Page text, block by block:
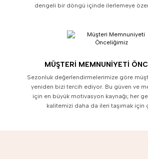
dengeli bir döngü içinde ilerlemeye
MÜŞTERI MEMNUNIYETI
Sezonluk değerlendirmelerimize göre
yeniden bizi tercih ediyor. Bu güven ve
için en büyük motivasyon kaynağı; her
kalitemizi daha da ileri taşımak için